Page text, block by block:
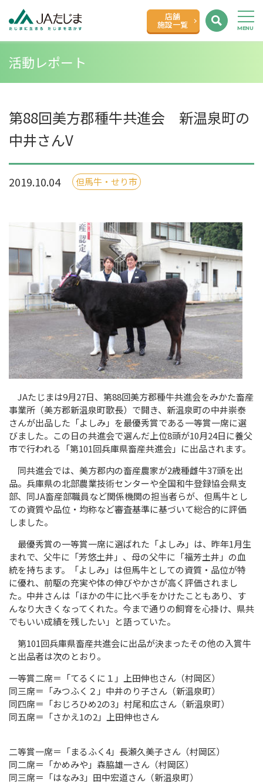
店舗
施設一覧
活動レポート
第88回美方郡種牛共進会 新温泉町の
中井さんV
2019.10.04 但馬牛・せり市
JAたじまは9月27日、第88回美方郡種牛共進会をみかた畜産
事業所（美方郡新温泉町歌長）で開き、新温泉町の中井崇泰
さんが出品した「よしみ」を最優秀賞である一等賞一席に選
びました。この日の共進会で選んだ上位8頭が10月24日に養父
市で行われる「第101回兵庫県畜産共進会」に出品されます。
同共進会では、美方郡内の畜産農家が2歳種雌牛37頭を出
品。兵庫県の北部農業技術センターや全国和牛登録協会県支
部、同JA畜産部職員など関係機関の担当者らが、但馬牛とし
ての資質や品位・均称など審査基準に基づいて総合的に評価
しました。
最優秀賞の一等賞一席に選ばれた「よしみ」は、昨年1月生
まれで、父牛に「芳悠土井」、母の父牛に「福芳土井」の血
統を持ちます。「よしみ」は但馬牛としての資質・品位が特
に優れ、前駆の充実や体の伸びやかさが高く評価されまし
た。中井さんは「ほかの牛に比べ手をかけたこともあり、す
んなり大きくなってくれた。今まで通りの飼育を心掛け、県共
でもいい成績を残したい」と語っていた。
第101回兵庫県畜産共進会に出品が決まったその他の入賞牛
と出品者は次のとおり。
一等賞二席＝「てるくに１」上田伸也さん（村岡区）
同三席＝「みつふく２」中井のり子さん（新温泉町）
同四席＝「おじろひめ2の3」村尾和広さん（新温泉町）
同五席＝「さかえ1の2」上田伸也さん
二等賞一席＝「まるふく4」長瀬久美子さん（村岡区）
同二席＝「かめみや」森脇雄一さん（村岡区）
同三席＝「はなみ3」田中宏道さん（新温泉町）